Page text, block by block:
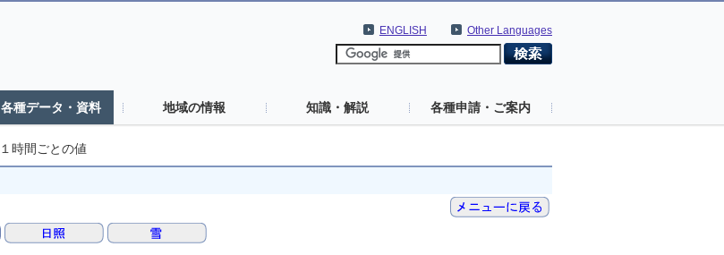
Other Languages
ENGLISH
各種データ・資料 地域の情報 知識・解説 各種申請・ご案内
１時間ごとの値